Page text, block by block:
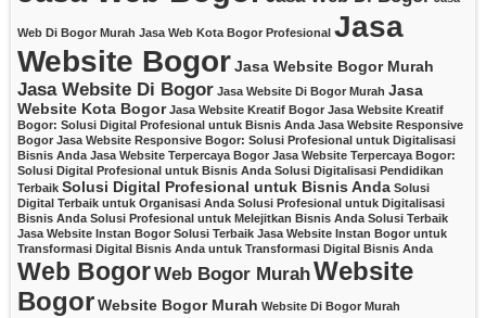
Web Di Bogor Murah Jasa Web Kota Bogor Profesional Jasa
Website BogorJasa Website Bogor Murah
Jasa Website Di Bogor Jasa Website Di Bogor Murah Jasa
Website Kota Bogor Jasa Website Kreatif Bogor Jasa Website Kreatif
Bogor: Solusi Digital Profesional untuk Bisnis Anda Jasa Website Responsive
Bogor Jasa Website Responsive Bogor: Solusi Profesional untuk Digitalisasi
Bisnis Anda Jasa Website Terpercaya Bogor Jasa Website Terpercaya Bogor:
Solusi Digital Profesional untuk Bisnis Anda Solusi Digitalisasi Pendidikan
Terbaik Solusi Digital Profesional untuk Bisnis Anda Solusi
Digital Terbaik untuk Organisasi Anda Solusi Profesional untuk Digitalisasi
Bisnis Anda Solusi Profesional untuk Melejitkan Bisnis Anda Solusi Terbaik
Jasa Website Instan Bogor Solusi Terbaik Jasa Website Instan Bogor untuk
Transformasi Digital Bisnis Anda untuk Transformasi Digital Bisnis Anda
Web BogorWeb Bogor MurahWebsite
BogorWebsite Bogor Murah Website Di Bogor Murah